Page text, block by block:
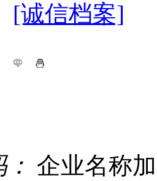
[诚信档案]
企业名称